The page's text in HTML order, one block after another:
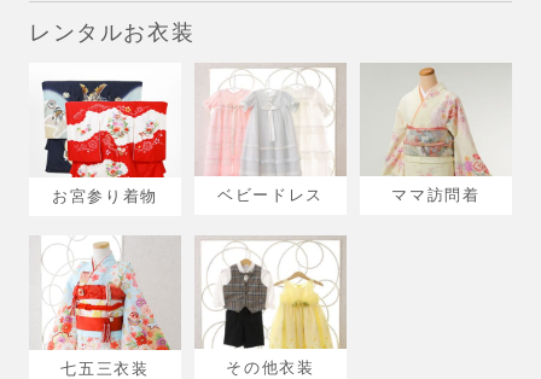
レンタルお衣装
お宮参り着物 ベビードレス ママ訪問着
七五三衣装 その他衣装